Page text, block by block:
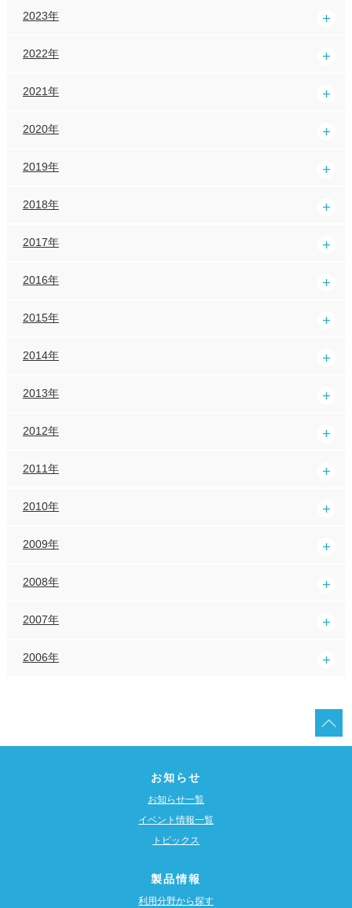
2023年
2022年
2021年
2020年
2019年
2018年
2017年
2016年
2015年
2014年
2013年
2012年
2011年
2010年
2009年
2008年
2007年
2006年
お知らせ
お知らせ一覧
イベント情報一覧
トピックス
製品情報
利用分野から探す